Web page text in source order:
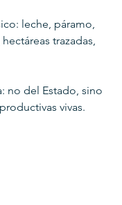
leche, páramo,
trazadas,
no del Estado, sino
vivas.